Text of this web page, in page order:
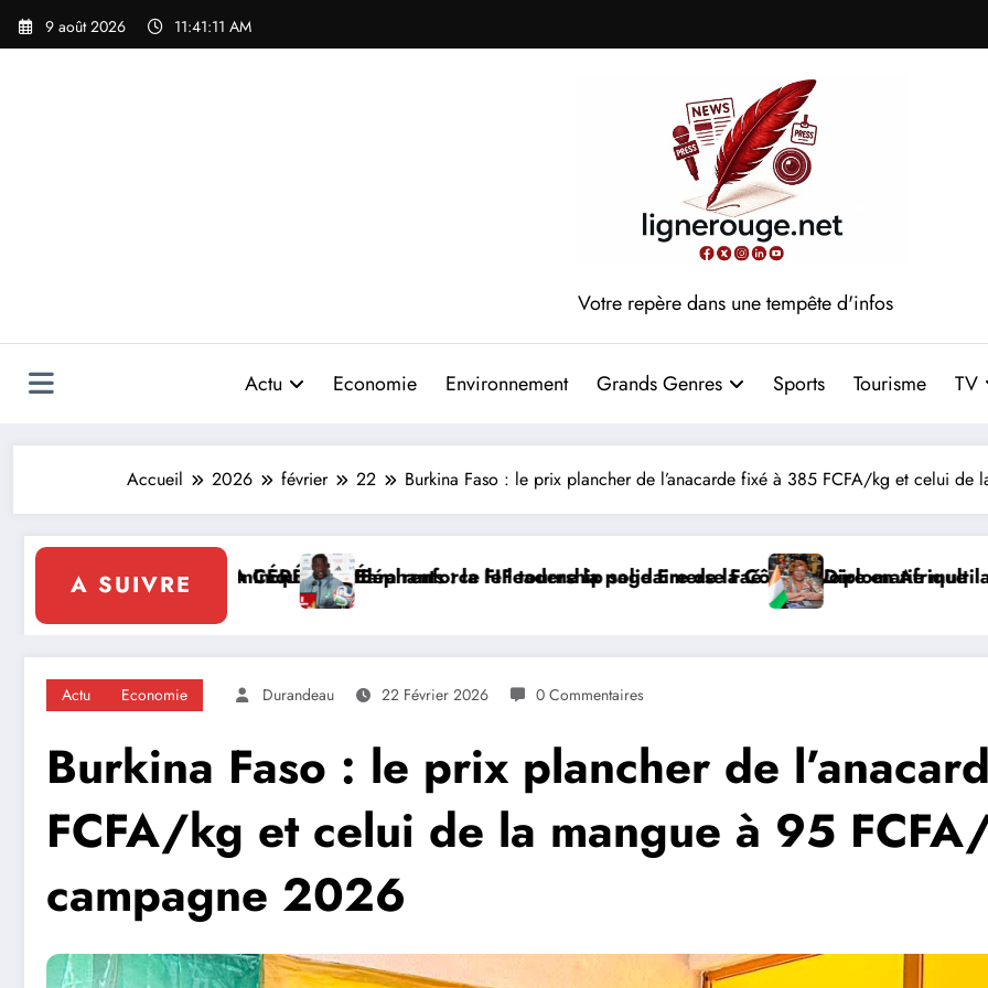
Aller
9 août 2026 11:41:13 AM
Votre repère dans une tempête d'infos
Actu Economie Environnement Grands Genres Sports Tourisme TV
Accueil 2026 février 22 Burkina Faso : le prix plancher de l’anacarde fixé à 385 FCFA/kg et celui
A SUIVRE
leadership solidaire de la Côte d’Ivoire en Afrique
FIF tourne la page Emerse Faé Diplomatie multilatérale : à Addis-Abeba, SE Mme Nialé Kaba
𝐉𝐎𝐉 𝐃𝐀𝐊𝐀𝐑
Actu Economie Durandeau 22 Février 2026 0 Commentaires
Burkina Faso : le prix plancher de
FCFA/kg et celui de la mangue à 95
campagne 2026